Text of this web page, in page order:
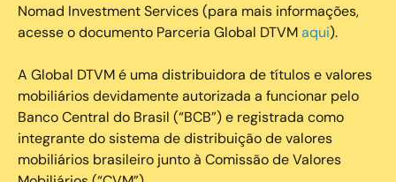
Nomad Investment Services (para mais informações,
acesse o documento Parceria Global DTVMaqui).
A Global DTVM é uma distribuidora de títulos e valores
mobiliários devidamente autorizada a funcionar pelo
Banco Central do Brasil (“BCB”) e registrada como
integrante do sistema de distribuição de valores
mobiliários brasileiro junto à Comissão de Valores